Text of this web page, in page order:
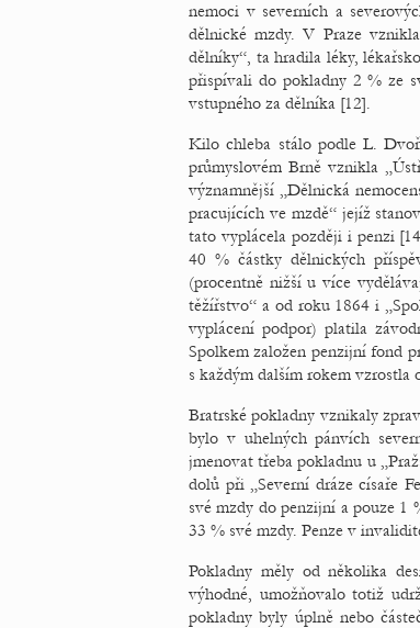
nemoci v severních a
dělnické mzdy. V Praze
dělníky“, ta hradila léky,
přispívali do pokladny 2 % ze
vstupného za dělníka [12].
Kilo chleba stálo podle L.
průmyslovém Brně vznikla
významnější „Dělnická
pracujících ve mzdě“ jejíž
tato vyplácela později i penzi
40 % částky dělnických
(procentně nižší u více
těžířstvo“ a od roku 1864 i
vyplácení podpor) platila
Spolkem založen penzijní fond
s každým dalším rokem
Bratrské pokladny vznikaly
bylo v uhelných pánvích
jmenovat třeba pokladnu u
dolů při „Severní dráze císaře
své mzdy do penzijní a pouze 1
33 % své mzdy. Penze v
Pokladny měly od několika
výhodné, umožňovalo totiž
pokladny byly úplně nebo